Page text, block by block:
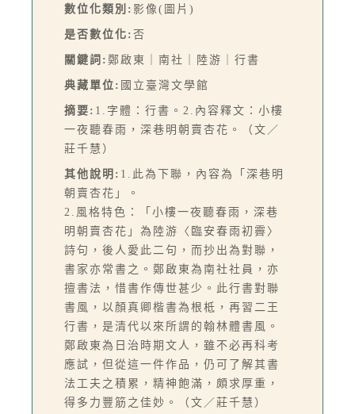
數位化類別: 影像(圖片)
是否數位化: 否
關鍵詞: 鄭啟東｜南社｜陸游｜行書
典藏單位: 國立臺灣文學館
摘要: 1.字體：行書。2.內容釋文：小樓
一夜聽春雨，深巷明朝賣杏花。（文／
莊千慧）
其他說明: 1.此為下聯，內容為「深巷明
朝賣杏花」。
2.風格特色：「小樓一夜聽春雨，深巷
明朝賣杏花」為陸游〈臨安春雨初霽〉
詩句，後人愛此二句，而抄出為對聯，
書家亦常書之。鄭啟東為南社社員，亦
擅書法，惜書作傳世甚少。此行書對聯
書風，以顏真卿楷書為根柢，再習二王
行書，是清代以來所謂的翰林體書風。
鄭啟東為日治時期文人，雖不必再科考
應試，但從這一件作品，仍可了解其書
法工夫之積累，精神飽滿，頗求厚重，
得多力豐筋之佳妙。（文／莊千慧）